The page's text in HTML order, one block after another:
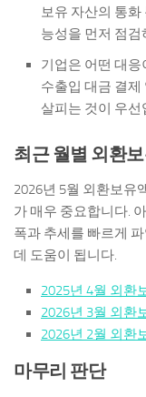
보유 자산의 통화
능성을 먼저 점
기업은 어떤 대응
수출입 대금 결제
살피는 것이 우선
최근 월별 외환
2026년 5월 외환보유
가 매우 중요합니다.
폭과 추세를 빠르게
데 도움이 됩니다.
2025년 4월 외환
2026년 3월 외환
2026년 2월 외환
마무리 판단